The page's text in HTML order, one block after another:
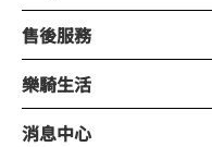
售後服務
樂騎生活
消息中心